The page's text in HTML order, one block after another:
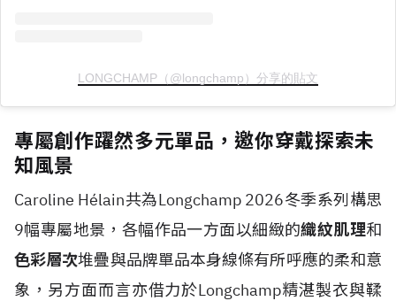
LONGCHAMP（@longchamp）分享的貼文
專屬創作躍然多元單品，邀你穿戴探索未
知風景
Caroline Hélain共為Longchamp 2026冬季系列構思
9幅專屬地景，各幅作品一方面以細緻的織紋肌理和
色彩層次堆疊與品牌單品本身線條有所呼應的柔和意
象，另方面而言亦借力於Longchamp精湛製衣與鞣